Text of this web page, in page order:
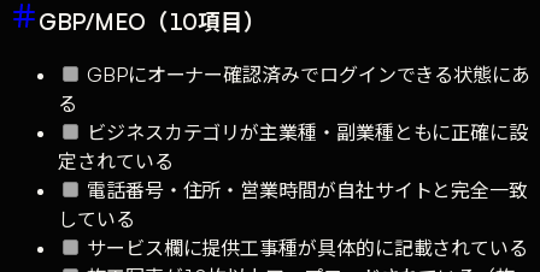
GBP/MEO（10項目）
GBPにオーナー確認済みでログインできる状態にあ
る
ビジネスカテゴリが主業種・副業種ともに正確に設
定されている
電話番号・住所・営業時間が自社サイトと完全一致
している
サービス欄に提供工事種が具体的に記載されている